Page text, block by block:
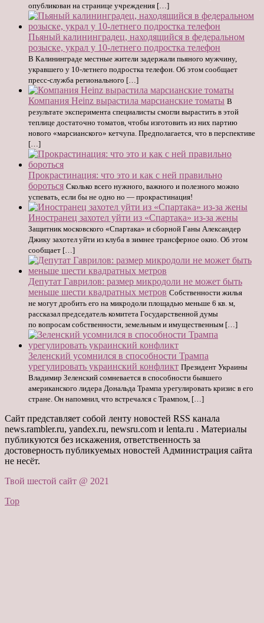
опубликован на странице учреждения […]
Пьяный калининградец, находящийся в федеральном
розыске, украл у 10-летнего подростка телефон
В Калининграде местные жители задержали пьяного мужчину,
укравшего у 10-летнего подростка телефон. Об этом сообщает
пресс-служба регионального […]
Компания Heinz вырастила марсианские томаты В
результате эксперимента специалисты смогли вырастить в этой
теплице достаточно томатов, чтобы изготовить из них партию
нового «марсианского» кетчупа. Предполагается, что в перспективе
[…]
Прокрастинация: что это и как с ней правильно
бороться Сколько всего нужного, важного и полезного можно
успевать, если бы не одно но — прокрастинация!
Иностранец захотел уйти из «Спартака» из-за жены
Защитник московского «Спартака» и сборной Ганы Александер
Джику захотел уйти из клуба в зимнее трансферное окно. Об этом
сообщает […]
Депутат Гаврилов: размер микродоли не может быть
меньше шести квадратных метров Собственности жилья
не могут дробить его на микродоли площадью меньше 6 кв. м,
рассказал председатель комитета Государственной думы
по вопросам собственности, земельным и имущественным […]
Зеленский усомнился в способности Трампа
урегулировать украинский конфликт Президент Украины
Владимир Зеленский сомневается в способности бывшего
американского лидера Дональда Трампа урегулировать кризис в его
стране. Он напомнил, что встречался с Трампом, […]
Сайт представляет собой ленту новостей RSS канала
news.rambler.ru, yandex.ru, newsru.com и lenta.ru . Материалы
публикуются без искажения, ответственность за
достоверность публикуемых новостей Администрация сайта
не несёт.
Твой шестой сайт @ 2021
Top